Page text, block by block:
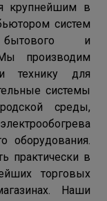
крупнейшим в
систем
бытового и
производим
технику для
системы
среды,
оборудования.
практически в
торговых
Наши